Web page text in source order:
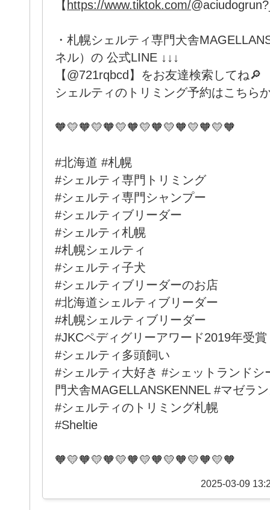
【 https://www.tiktok.com/
・札幌シェルティ専門犬舎
ネル）の 公式LINE ↓↓↓
【@721rqbcd】をお友達検索してね🔎
シェルティのトリミング予約はこちら
🧡💛🧡💛🧡💛🧡💛🧡💛🧡💛🧡💛🧡
#北海道 #札幌
#シェルティ専門トリミング
#シェルティ専門シャンプー
#シェルティブリーダー
#シェルティ札幌
#札幌シェルティ
#シェルティ子犬
#シェルティブリーダーのお店
#北海道シェルティブリーダー
#札幌シェルティブリーダー
#JKCペディグリーアワード2019年受賞
#シェルティ多頭飼い
#シェルティ大好き #シェットランド
門犬舎MAGELLANSKENNEL #マゼラ
#シェルティのトリミング札幌
#Sheltie
🧡💛🧡💛🧡💛🧡💛🧡💛🧡💛🧡💛🧡
2025-03-09